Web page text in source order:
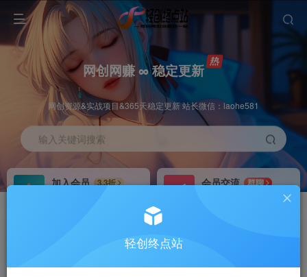
网创网赚 ∞ 稳定更新
网创资源&实战项目&365天稳定更新 站长微信：laohe581
输入关键词搜索
加入会员
3.3折
会员交流
群聊
轻创终点站